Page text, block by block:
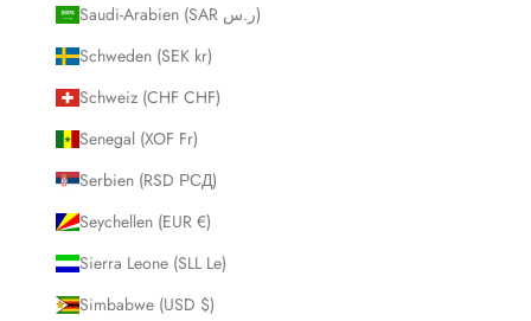
Saudi-Arabien (SAR ر.س)
Schweden (SEK kr)
Schweiz (CHF CHF)
Senegal (XOF Fr)
Serbien (RSD РСД)
Seychellen (EUR €)
Sierra Leone (SLL Le)
Simbabwe (USD $)